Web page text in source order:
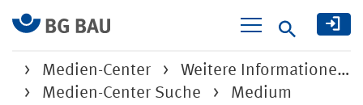
Suche
Medien-Center
Weitere Informatione…
Medien-Center Suche
Medium